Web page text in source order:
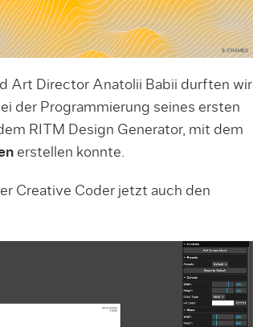
Art Director Anatolii Babii durften wir
der Programmierung seines ersten
RITM Design Generator, mit dem
erstellen konnte.
Creative Coder jetzt auch den